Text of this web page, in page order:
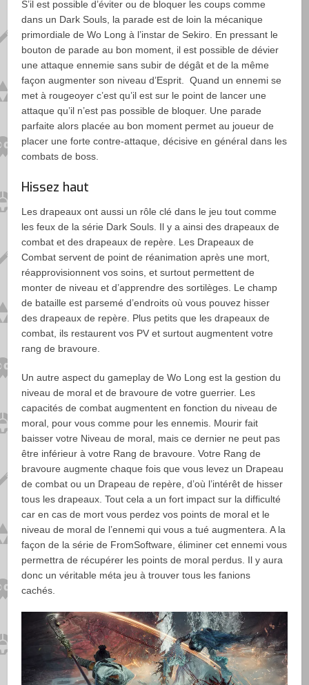
S’il est possible d’éviter ou de bloquer les coups comme
dans un Dark Souls, la parade est de loin la mécanique
primordiale de Wo Long à l’instar de Sekiro. En pressant le
bouton de parade au bon moment, il est possible de dévier
une attaque ennemie sans subir de dégât et de la même
façon augmenter son niveau d’Esprit. Quand un ennemi se
met à rougeoyer c’est qu’il est sur le point de lancer une
attaque qu’il n’est pas possible de bloquer. Une parade
parfaite alors placée au bon moment permet au joueur de
placer une forte contre-attaque, décisive en général dans les
combats de boss.
Hissez haut
Les drapeaux ont aussi un rôle clé dans le jeu tout comme
les feux de la série Dark Souls. Il y a ainsi des drapeaux de
combat et des drapeaux de repère. Les Drapeaux de
Combat servent de point de réanimation après une mort,
réapprovisionnent vos soins, et surtout permettent de
monter de niveau et d’apprendre des sortilèges. Le champ
de bataille est parsemé d’endroits où vous pouvez hisser
des drapeaux de repère. Plus petits que les drapeaux de
combat, ils restaurent vos PV et surtout augmentent votre
rang de bravoure.
Un autre aspect du gameplay de Wo Long est la gestion du
niveau de moral et de bravoure de votre guerrier. Les
capacités de combat augmentent en fonction du niveau de
moral, pour vous comme pour les ennemis. Mourir fait
baisser votre Niveau de moral, mais ce dernier ne peut pas
être inférieur à votre Rang de bravoure. Votre Rang de
bravoure augmente chaque fois que vous levez un Drapeau
de combat ou un Drapeau de repère, d’où l’intérêt de hisser
tous les drapeaux. Tout cela a un fort impact sur la difficulté
car en cas de mort vous perdez vos points de moral et le
niveau de moral de l’ennemi qui vous a tué augmentera. A la
façon de la série de FromSoftware, éliminer cet ennemi vous
permettra de récupérer les points de moral perdus. Il y aura
donc un véritable méta jeu à trouver tous les fanions
cachés.